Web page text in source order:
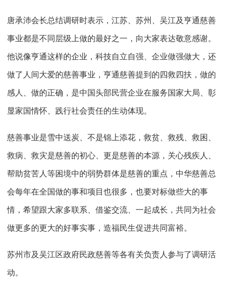
唐承沛会长总结调研时表示，江苏、苏州、吴江及亨通慈善
事业都是不同层级上做的最好之一，向大家表达敬意感谢。
他说像亨通这样的企业，科技自立自强、企业做强做大，还
做了人间大爱的慈善事业，亨通慈善提到的四救四扶，做的
感人、做的正确，是中国头部民营企业在服务国家大局、彰
显家国情怀、践行社会责任的生动体现。
慈善事业是雪中送炭、不是锦上添花，救贫、救残、救困、
救病、救灾是慈善的初心、更是慈善的本源，关心残疾人、
帮助贫苦人等困境中的弱势群体是慈善的重点，中华慈善总
会每年在全国做的事和项目也很多，也要对标做些大的事
情，希望跟大家多联系、借鉴交流、一起成长，共同为社会
做更多的更大的好事实事，造福民生促进共同富裕。
苏州市及吴江区政府民政慈善等各有关负责人参与了调研活
动。